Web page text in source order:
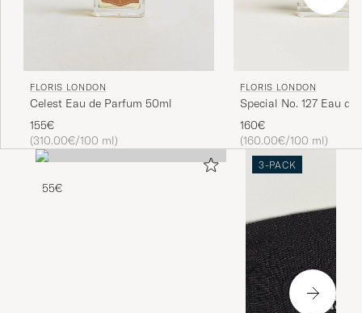
FLORIS LONDON
Celest Eau de Parfum 50ml
155€
(310.00€/100 ml)
FLORIS LONDON
Special No. 127 Eau de
100 ml
160€
(160.00€/100 ml)
55€
3-PACK